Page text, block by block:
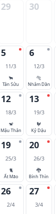
29 30
5
11/3
🐂
Tân Sửu
6
12/3
🐅
Nhâm Dần
12
18/3
🐒
Mậu Thân
13
19/3
🐓
Kỷ Dậu
19
25/3
🐈
Ất Mão
20
26/3
🐉
Bính Thìn
26
2/4
27
3/4